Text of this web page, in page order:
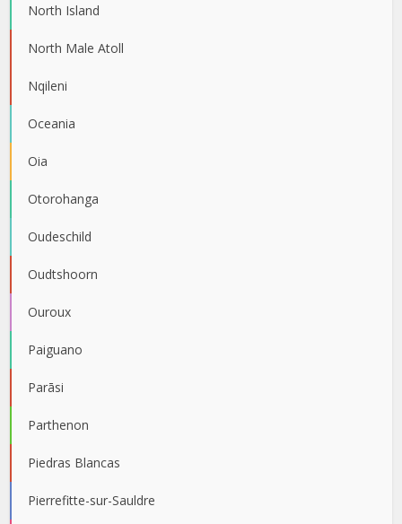
North Island
North Male Atoll
Nqileni
Oceania
Oia
Otorohanga
Oudeschild
Oudtshoorn
Ouroux
Paiguano
Parāsi
Parthenon
Piedras Blancas
Pierrefitte-sur-Sauldre